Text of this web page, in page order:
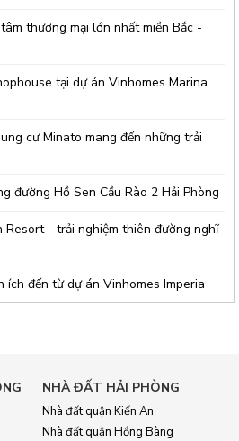
thương mại lớn nhất miền Bắc -
tại dự án Vinhomes Marina
cư Minato mang đến những trải
đường Hồ Sen Cầu Rào 2 Hải Phòng
Resort - trải nghiệm thiên đường nghĩ
ích đến từ dự án Vinhomes Imperia
NHÀ ĐẤT HẢI PHÒNG
Nhà đất quận Kiến An
Nhà đất quận Hồng Bàng